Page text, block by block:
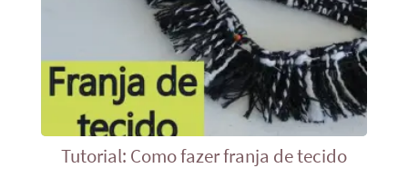
Tutorial: Como fazer franja de tecido